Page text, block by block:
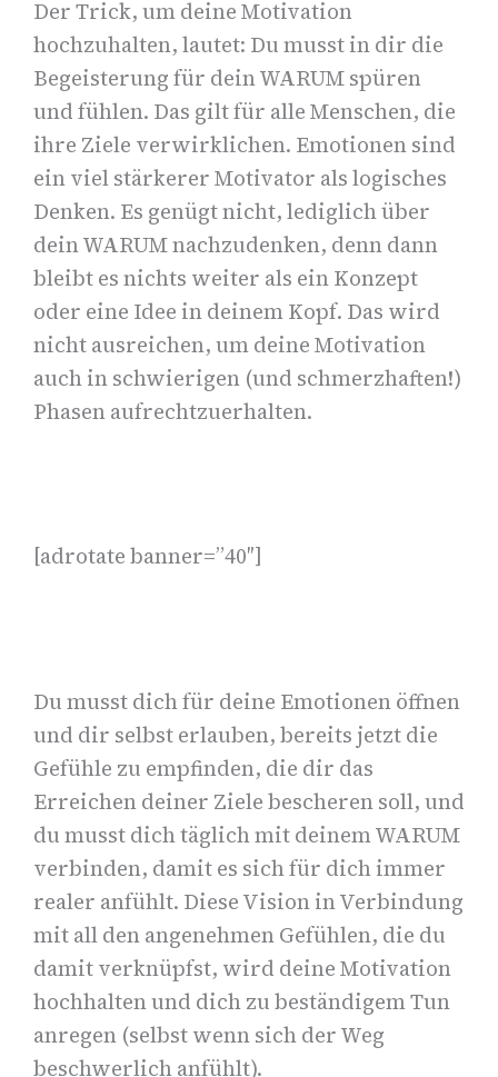
Der Trick, um deine Motivation
hochzuhalten, lautet: Du musst in dir die
Begeisterung für dein WARUM spüren
und fühlen. Das gilt für alle Menschen, die
ihre Ziele verwirklichen. Emotionen sind
ein viel stärkerer Motivator als logisches
Denken. Es genügt nicht, lediglich über
dein WARUM nachzudenken, denn dann
bleibt es nichts weiter als ein Konzept
oder eine Idee in deinem Kopf. Das wird
nicht ausreichen, um deine Motivation
auch in schwierigen (und schmerzhaften!)
Phasen aufrechtzuerhalten.
[adrotate banner=”40″]
Du musst dich für deine Emotionen öffnen
und dir selbst erlauben, bereits jetzt die
Gefühle zu empfinden, die dir das
Erreichen deiner Ziele bescheren soll, und
du musst dich täglich mit deinem WARUM
verbinden, damit es sich für dich immer
realer anfühlt. Diese Vision in Verbindung
mit all den angenehmen Gefühlen, die du
damit verknüpfst, wird deine Motivation
hochhalten und dich zu beständigem Tun
anregen (selbst wenn sich der Weg
beschwerlich anfühlt).